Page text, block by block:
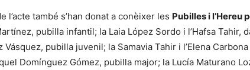
l’acte també s’han donat a conèixer les Pubilles i l’Hereu
pubilla infantil; la Laia López Sordo i l’Hafsa Tahir,
Vásquez, pubilla juvenil; la Samavia Tahir i l’Elena
Domínguez Gómez, pubilla major; la Lucía Maturano